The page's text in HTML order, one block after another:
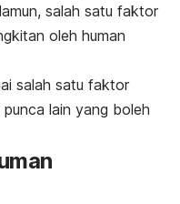
salah satu faktor
oleh human
salah satu faktor
lain yang boleh